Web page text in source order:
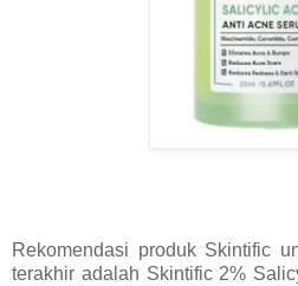
Rekomendasi produk Skintific
terakhir adalah Skintific 2%